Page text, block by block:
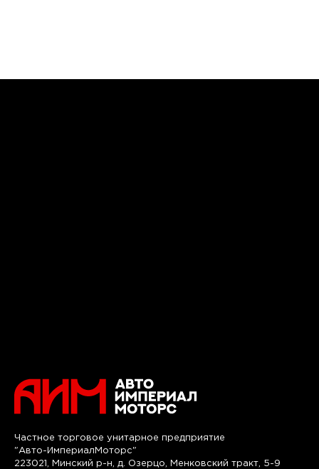
Частное торговое унитарное предприятие
"Авто-ИмпериалМоторс"
223021, Минский р-н, д. Озерцо, Менковский тракт, 5-9